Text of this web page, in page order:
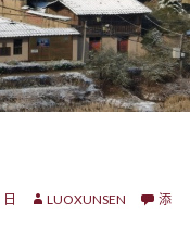
LUOXUNSEN
添